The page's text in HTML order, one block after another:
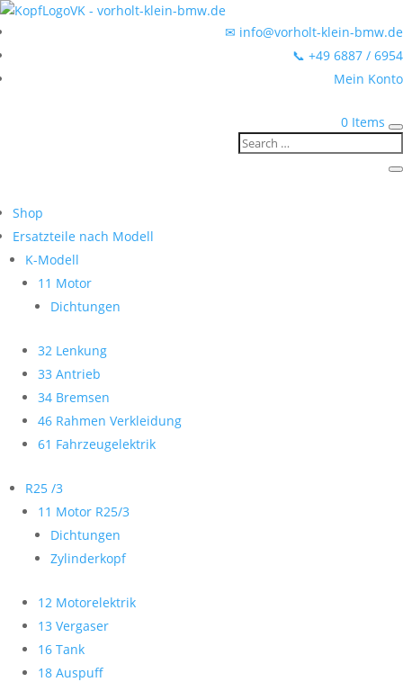
✉ info@vorholt-klein-bmw.de
📞 +49 6887 / 6954
Mein Konto
0 Items
Shop
Ersatzteile nach Modell
K-Modell
11 Motor
Dichtungen
32 Lenkung
33 Antrieb
34 Bremsen
46 Rahmen Verkleidung
61 Fahrzeugelektrik
R25 /3
11 Motor R25/3
Dichtungen
Zylinderkopf
12 Motorelektrik
13 Vergaser
16 Tank
18 Auspuff